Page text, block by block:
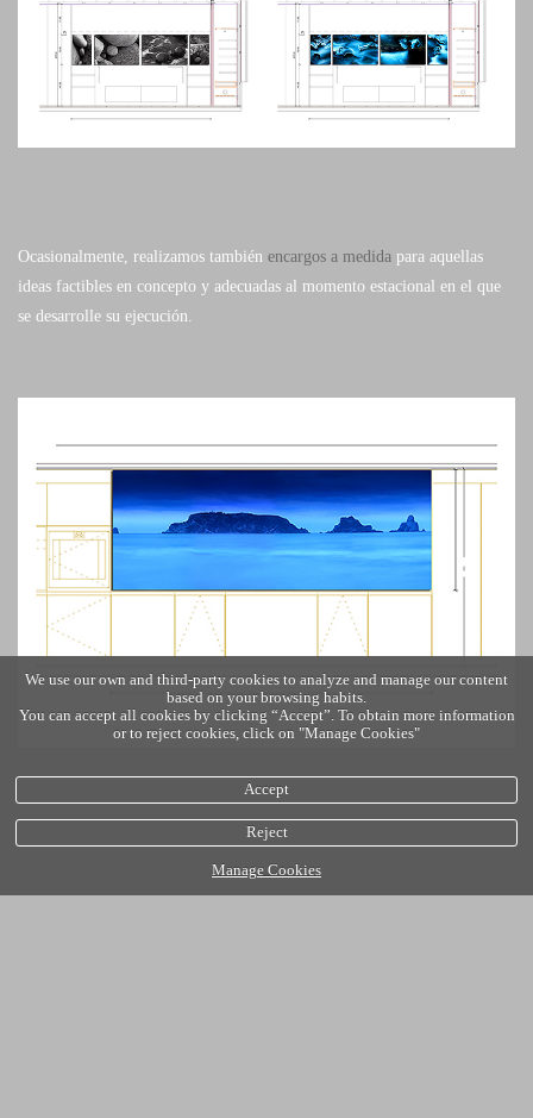
Ocasionalmente, realizamos también encargos a medida para aquellas
ideas factibles en concepto y adecuadas al momento estacional en el que
se desarrolle su ejecución.
We use our own and third-party cookies to analyze and manage our content
based on your browsing habits.
You can accept all cookies by clicking “Accept”. To obtain more information
or to reject cookies, click on "Manage Cookies"
Accept
Reject
Manage Cookies